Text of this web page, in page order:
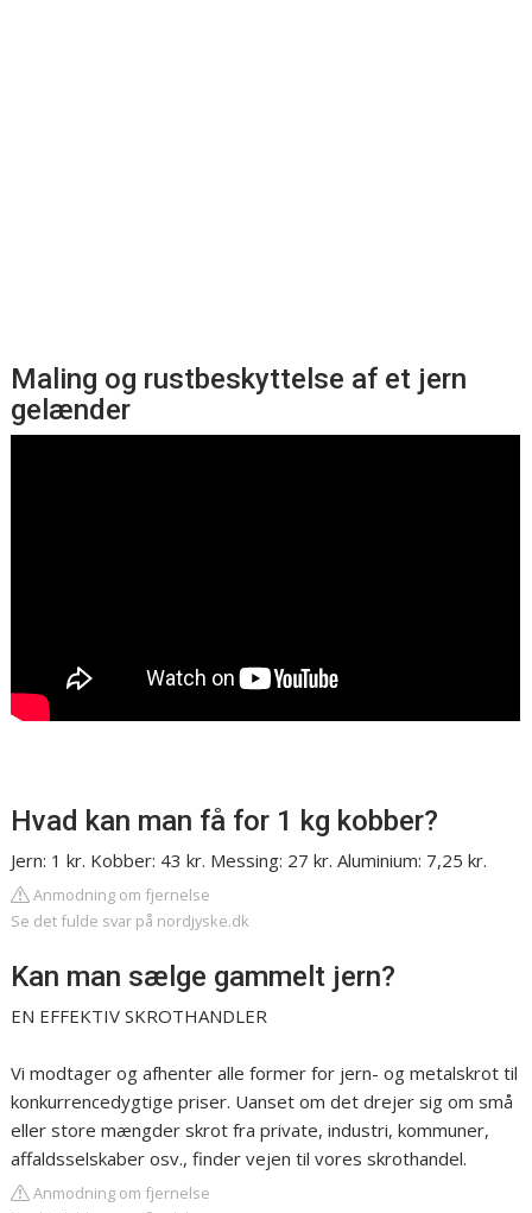
Maling og rustbeskyttelse af et jern
gelænder
Hvad kan man få for 1 kg kobber?
Jern: 1 kr. Kobber: 43 kr. Messing: 27 kr. Aluminium: 7,25 kr.
Anmodning om fjernelse
Se det fulde svar på nordjyske.dk
Kan man sælge gammelt jern?
EN EFFEKTIV SKROTHANDLER
Vi modtager og afhenter alle former for jern- og metalskrot til
konkurrencedygtige priser. Uanset om det drejer sig om små
eller store mængder skrot fra private, industri, kommuner,
affaldsselskaber osv., finder vejen til vores skrothandel.
Anmodning om fjernelse